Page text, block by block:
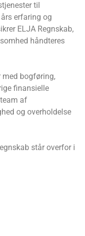
til
erfaring og
ELJA Regnskab,
håndteres
med bogføring,
finansielle
af
og overholdelse
står overfor i